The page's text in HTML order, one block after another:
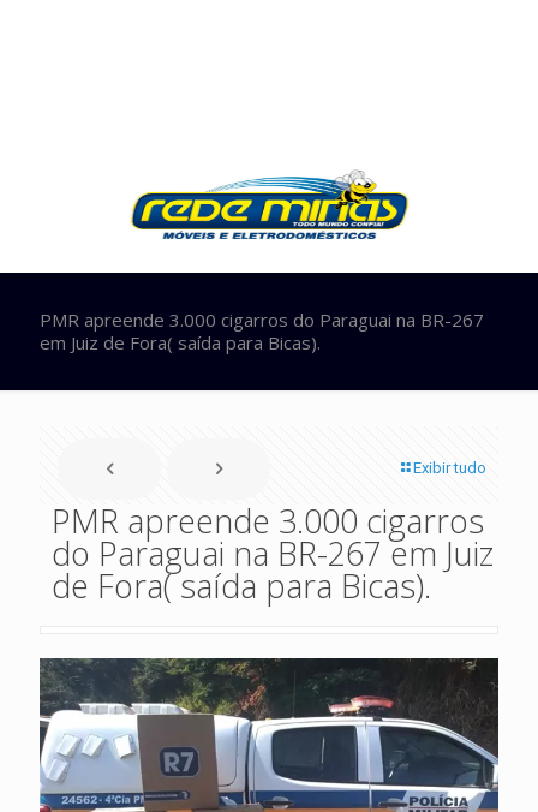
PMR apreende 3.000 cigarros do Paraguai na BR-267
em Juiz de Fora( saída para Bicas).
Exibir tudo
PMR apreende 3.000 cigarros
do Paraguai na BR-267 em Juiz
de Fora( saída para Bicas).